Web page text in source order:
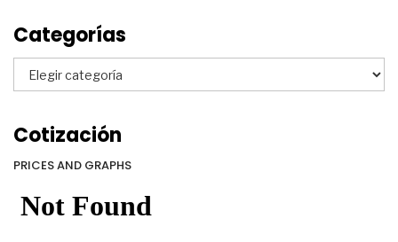
Categorías
Categorías
Cotización
PRICES AND GRAPHS